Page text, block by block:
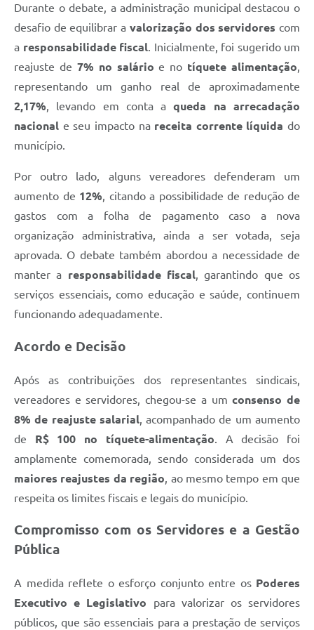
Galeria de Prefeitos
Galeria de Fotos
Links
Agenda de Eventos
Durante o debate, a administração municipal destacou o
desafio de equilibrar a valorização dos servidores com
a responsabilidade fiscal. Inicialmente, foi sugerido um
reajuste de 7% no salário e no tíquete alimentação,
representando um ganho real de aproximadamente
2,17%, levando em conta aqueda na arrecadação
nacional e seu impacto na receita corrente líquida do
município.
Por outro lado, alguns vereadores defenderam um
aumento de 12%, citando a possibilidade de redução de
gastos com a folha de pagamento caso a nova
organização administrativa, ainda a ser votada, seja
aprovada. O debate também abordou a necessidade de
manter a responsabilidade fiscal, garantindo que os
serviços essenciais, como educação e saúde, continuem
funcionando adequadamente.
Acordo e Decisão
Após as contribuições dos representantes sindicais,
vereadores e servidores, chegou-se a umconsenso de
8% de reajuste salarial, acompanhado de um aumento
de R$ 100 no tíquete-alimentação. A decisão foi
amplamente comemorada, sendo considerada um dos
maiores reajustes da região, ao mesmo tempo em que
respeita os limites fiscais e legais do município.
Compromisso com os Servidores e a Gestão
Pública
A medida reflete o esforço conjunto entre os Poderes
Executivo e Legislativo para valorizar os servidores
públicos, que são essenciais para a prestação de serviços